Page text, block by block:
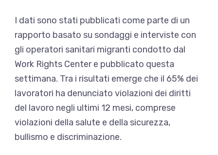
I dati sono stati pubblicati come parte di un
rapporto basato su sondaggi e interviste con
gli operatori sanitari migranti condotto dal
Work Rights Center e pubblicato questa
settimana. Tra i risultati emerge che il 65% dei
lavoratori ha denunciato violazioni dei diritti
del lavoro negli ultimi 12 mesi, comprese
violazioni della salute e della sicurezza,
bullismo e discriminazione.